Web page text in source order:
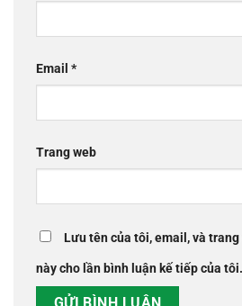
Email *
Trang web
Lưu tên của tôi, email, và
này cho lần bình luận kế tiếp của tôi.